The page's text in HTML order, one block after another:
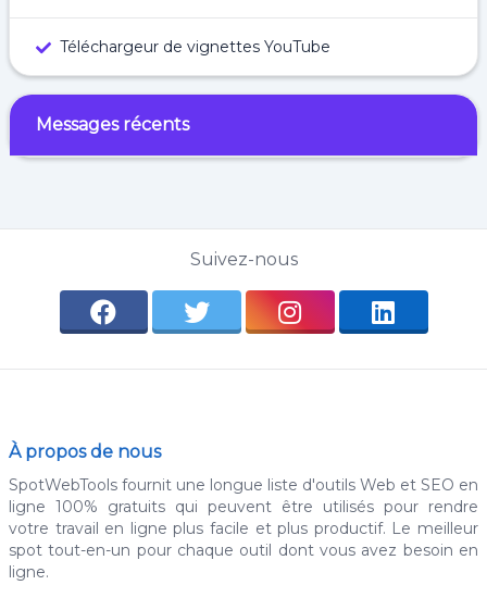
Téléchargeur de vignettes YouTube
Messages récents
Suivez-nous
À propos de nous
SpotWebTools fournit une longue liste d'outils Web et SEO en
ligne 100% gratuits qui peuvent être utilisés pour rendre
votre travail en ligne plus facile et plus productif. Le meilleur
spot tout-en-un pour chaque outil dont vous avez besoin en
ligne.